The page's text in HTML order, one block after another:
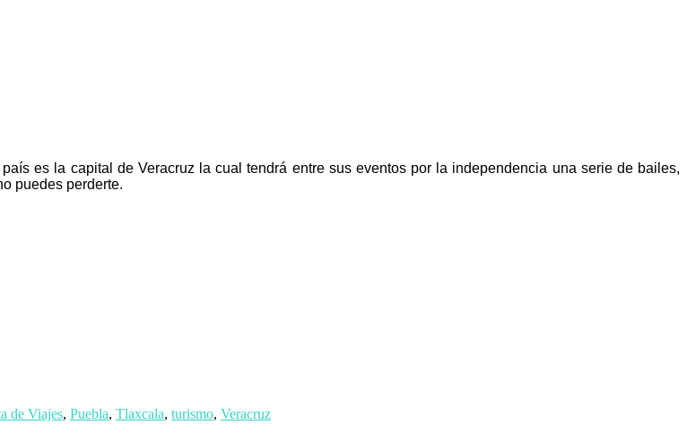
es la capital de Veracruz la cual tendrá entre sus eventos por la independencia una serie de bailes,
puedes perderte.
de Viajes, Puebla, Tlaxcala, turismo, Veracruz